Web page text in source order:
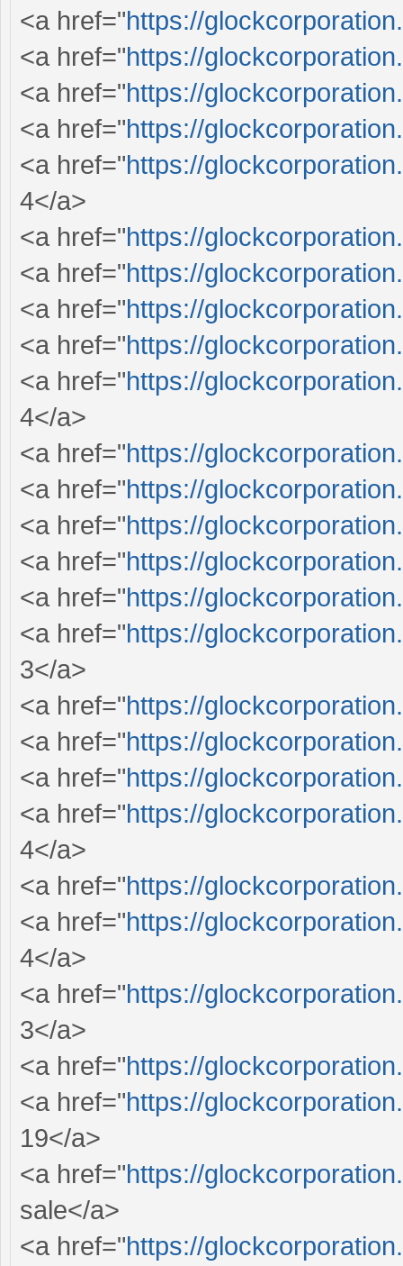
<a href="https://
<a href="https://
<a href="https://
<a href="https://
<a href="https://
4</a>
<a href="https://
<a href="https://
<a href="https://
<a href="https://
<a href="https://
4</a>
<a href="https://
<a href="https://
<a href="https://
<a href="https://
<a href="https://
<a href="https://
3</a>
<a href="https://
<a href="https://
<a href="https://
<a href="https://
4</a>
<a href="https://
<a href="https://
4</a>
<a href="https://
3</a>
<a href="https://
<a href="https://
19</a>
<a href="https://
sale</a>
<a href="https://